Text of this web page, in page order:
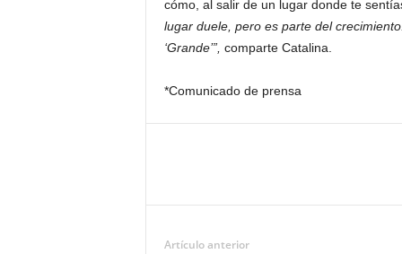
cómo, al salir de un lugar donde te
lugar duele, pero es parte del
‘Grande’”, comparte Catalina.
*Comunicado de prensa
Artículo anterior